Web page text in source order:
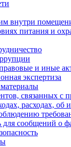
внутри
питания и
и иные
экспертиза
связанных с
расходах, об
для сообщений о